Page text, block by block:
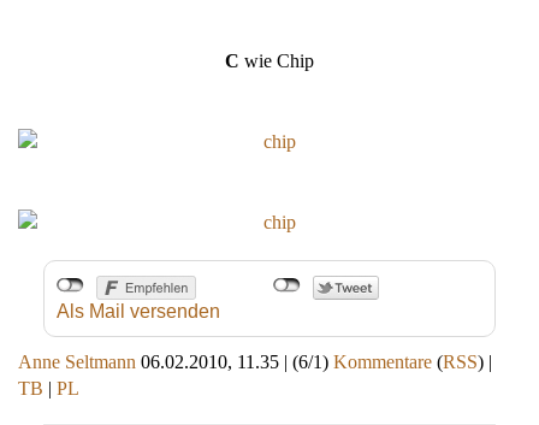
C wie Chip
Als Mail versenden
Anne Seltmann 06.02.2010, 11.35 | (6/1) Kommentare (RSS) |
TB | PL